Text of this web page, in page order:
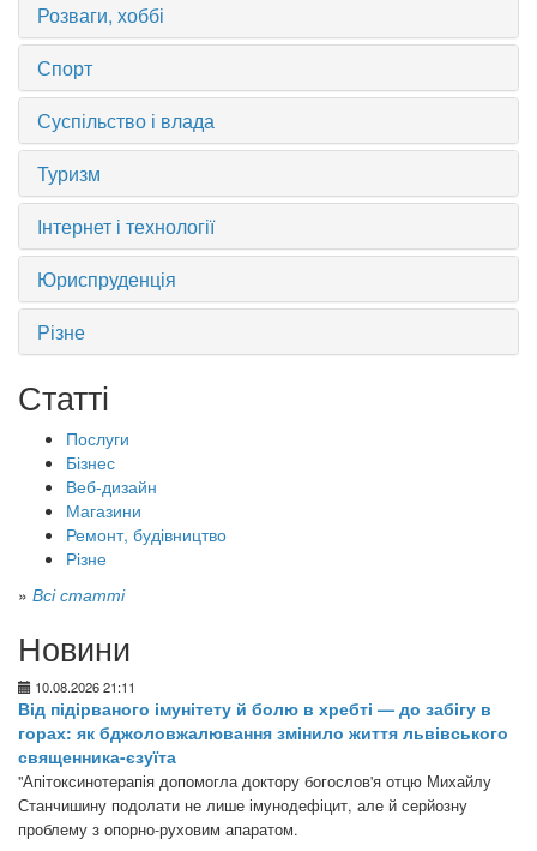
Розваги, хоббі
Спорт
Суспільство і влада
Туризм
Інтернет і технології
Юриспруденція
Різне
Статті
Послуги
Бізнес
Веб-дизайн
Магазини
Ремонт, будівництво
Різне
» Всі статті
Новини
10.08.2026 21:11
Від підірваного імунітету й болю в хребті — до забігу в
горах: як бджоловжалювання змінило життя львівського
священника-єзуїта
"Апітоксинотерапія допомогла доктору богослов'я отцю Михайлу
Станчишину подолати не лише імунодефіцит, але й серйозну
проблему з опорно-руховим апаратом.